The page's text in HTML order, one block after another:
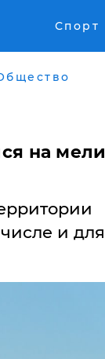
Спорт
на мели
и для